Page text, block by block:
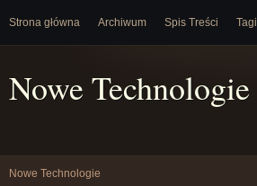
Strona główna Archiwum Spis Treści Tagi
Nowe Technologie
Nowe Technologie